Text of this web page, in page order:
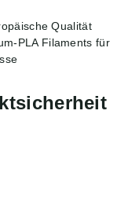
Qualität
PLA Filaments für